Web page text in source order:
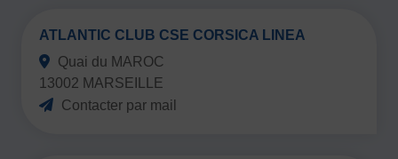
ATLANTIC CLUB CSE CORSICA LINEA
Quai du MAROC
13002 MARSEILLE
Contacter par mail